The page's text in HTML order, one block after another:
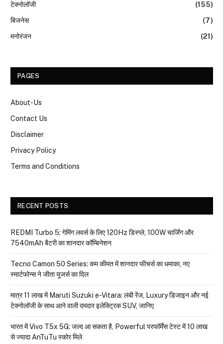
टेक्नोलॉजी
(155)
बिजनेस
(7)
मनोरंजन
(21)
PAGES
About-Us
Contact Us
Disclaimer
Privacy Policy
Terms and Conditions
RECENT POSTS
REDMI Turbo 5: गेमिंग लवर्स के लिए 120Hz डिस्प्ले, 100W चार्जिंग और
7540mAh बैटरी का शानदार कॉम्बिनेशन
Tecno Camon 50 Series: कम कीमत में शानदार फीचर्स का धमाका, नए
स्मार्टफोन्स ने जीता यूजर्स का दिल
मात्र ₹11 लाख में Maruti Suzuki e-Vitara: लंबी रेंज, Luxury डिजाइन और नई
टेक्नोलॉजी के साथ आने वाली दमदार इलेक्ट्रिक SUV, जानिए
भारत में Vivo T5x 5G: जल्द आ सकता है, Powerful परफॉर्मेंस टेस्ट में 10 लाख
से ज्यादा AnTuTu स्कोर मिले